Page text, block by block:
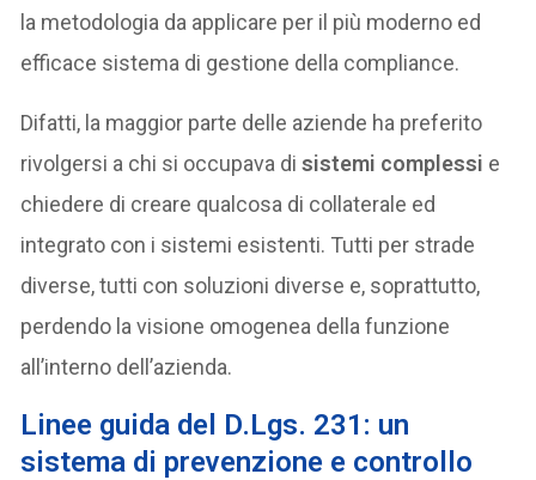
la metodologia da applicare per il più moderno ed
efficace sistema di gestione della compliance.
Difatti, la maggior parte delle aziende ha preferito
rivolgersi a chi si occupava disistemi complessi e
chiedere di creare qualcosa di collaterale ed
integrato con i sistemi esistenti. Tutti per strade
diverse, tutti con soluzioni diverse e, soprattutto,
perdendo la visione omogenea della funzione
all’interno dell’azienda.
Linee guida del D.Lgs. 231: un
sistema di prevenzione e controllo